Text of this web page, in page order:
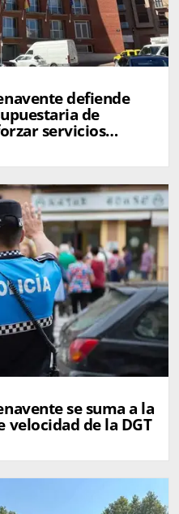
defiende
de
servicios
se suma a la
de la DGT